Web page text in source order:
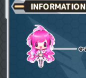
INFORMATION